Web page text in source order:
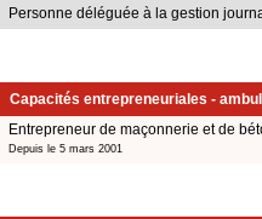
Personne déléguée à la gestion
Capacités entrepreneuriales -
Entrepreneur de maçonnerie et de
Depuis le 5 mars 2001